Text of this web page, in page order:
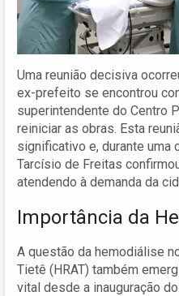
Uma reunião decisiva
ex-prefeito se encontrou
superintendente do Centro
reiniciar as obras. Esta
significativo e, durante uma
Tarcísio de Freitas
atendendo à demanda da
Importância da
A questão da hemodiálise
Tietê (HRAT) também
vital desde a inauguração